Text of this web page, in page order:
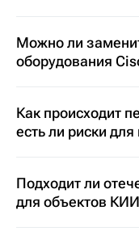
Можно ли
оборудования
Как происходит
есть ли риски
Подходит ли
для объектов